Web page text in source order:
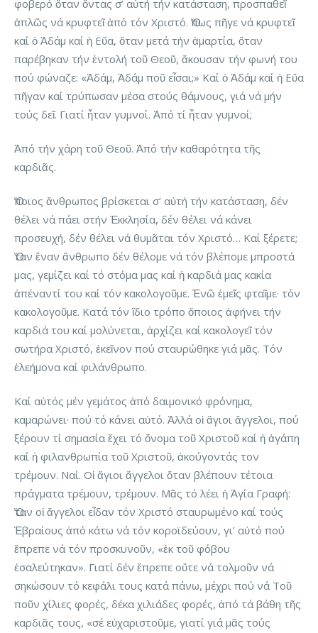
φοβερό ὅταν ὄντας σ’ αὐτή τήν κατάσταση, προσπαθεῖ
ἁπλῶς νά κρυφτεῖ ἀπό τόν Χριστό. Ὅπως πῆγε νά κρυφτεῖ
καί ὁ Ἀδάμ καί ἡ Εὔα, ὅταν μετά τήν ἁμαρτία, ὅταν
παρέβηκαν τήν ἐντολή τοῦ Θεοῦ, ἄκουσαν τήν φωνή του
πού φώναζε: «Ἀδάμ, Ἀδάμ ποῦ εἶσαι;» Καί ὁ Ἀδάμ καί ἡ Εὔα
πῆγαν καί τρύπωσαν μέσα στούς θάμνους, γιά νά μήν
τούς δεῖ. Γιατί ἦταν γυμνοί. Ἀπό τί ἦταν γυμνοί;
Ἀπό τήν χάρη τοῦ Θεοῦ. Ἀπό τήν καθαρότητα τῆς
καρδιᾶς.
Ὅποιος ἄνθρωπος βρίσκεται σ’ αὐτή τήν κατάσταση, δέν
θέλει νά πάει στήν Ἐκκλησία, δέν θέλει νά κάνει
προσευχή, δέν θέλει νά θυμᾶται τόν Χριστό… Καί ξέρετε;
Ὅταν ἕναν ἄνθρωπο δέν θέλομε νά τόν βλέπομε μπροστά
μας, γεμίζει καί τό στόμα μας καί ἡ καρδιά μας κακία
ἀπέναντί του καί τόν κακολογοῦμε. Ἐνῶ ἐμεῖς φταῖμε· τόν
κακολογοῦμε. Κατά τόν ἴδιο τρόπο ὅποιος ἀφήνει τήν
καρδιά του καί μολύνεται, ἀρχίζει καί κακολογεῖ τόν
σωτήρα Χριστό, ἐκεῖνον πού σταυρώθηκε γιά μᾶς. Τόν
ἐλεήμονα καί φιλάνθρωπο.
Καί αὐτός μέν γεμάτος ἀπό δαιμονικό φρόνημα,
καμαρώνει· πού τό κάνει αὐτό. Ἀλλά οἱ ἅγιοι ἄγγελοι, πού
ξέρουν τί σημασία ἔχει τό ὄνομα τοῦ Χριστοῦ καί ἡ ἀγάπη
καί ἡ φιλανθρωπία τοῦ Χριστοῦ, ἀκούγοντάς τον
τρέμουν. Ναί. Οἱ ἅγιοι ἄγγελοι ὅταν βλέπουν τέτοια
πράγματα τρέμουν, τρέμουν. Μᾶς τό λέει ἡ Ἁγία Γραφή:
Ὅταν οἱ ἄγγελοι εἶδαν τόν Χριστό σταυρωμένο καί τούς
Ἑβραίους ἀπό κάτω νά τόν κοροϊδεύουν, γι’ αὐτό πού
ἔπρεπε νά τόν προσκυνοῦν, «ἐκ τοῦ φόβου
ἐσαλεύτηκαν». Γιατί δέν ἔπρεπε οὔτε νά τολμοῦν νά
σηκώσουν τό κεφάλι τους κατά πάνω, μέχρι πού νά Τοῦ
ποῦν χίλιες φορές, δέκα χιλιάδες φορές, ἀπό τά βάθη τῆς
καρδιᾶς τους, «σέ εὐχαριστοῦμε, γιατί γιά μᾶς τούς